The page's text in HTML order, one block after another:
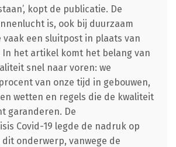
kopt de publicatie. De
is, ook bij duurzaam
vaak een sluitpost in plaats van
In het artikel komt het belang van
snel naar voren: we
van onze tijd in gebouwen,
wetten en regels die de kwaliteit
garanderen. De
Covid-19 legde de nadruk op
onderwerp, vanwege de